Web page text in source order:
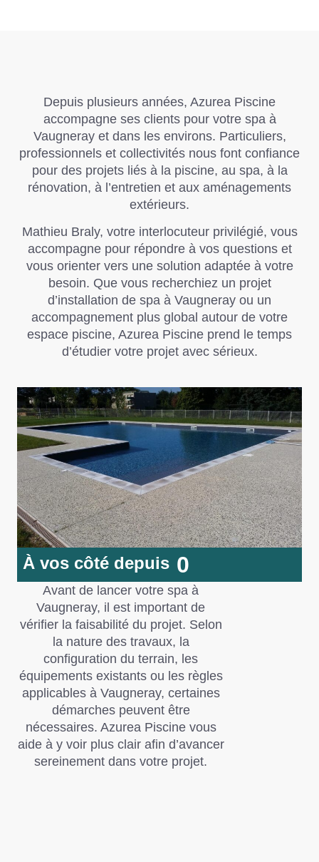
Depuis plusieurs années, Azurea Piscine
accompagne ses clients pour votre spa à
Vaugneray et dans les environs. Particuliers,
professionnels et collectivités nous font confiance
pour des projets liés à la piscine, au spa, à la
rénovation, à l’entretien et aux aménagements
extérieurs.
Mathieu Braly, votre interlocuteur privilégié, vous
accompagne pour répondre à vos questions et
vous orienter vers une solution adaptée à votre
besoin. Que vous recherchiez un projet
d’installation de spa à Vaugneray ou un
accompagnement plus global autour de votre
espace piscine, Azurea Piscine prend le temps
d’étudier votre projet avec sérieux.
À vos côté depuis 0
Avant de lancer votre spa à
Vaugneray, il est important de
vérifier la faisabilité du projet. Selon
la nature des travaux, la
configuration du terrain, les
équipements existants ou les règles
applicables à Vaugneray, certaines
démarches peuvent être
nécessaires. Azurea Piscine vous
aide à y voir plus clair afin d’avancer
sereinement dans votre projet.